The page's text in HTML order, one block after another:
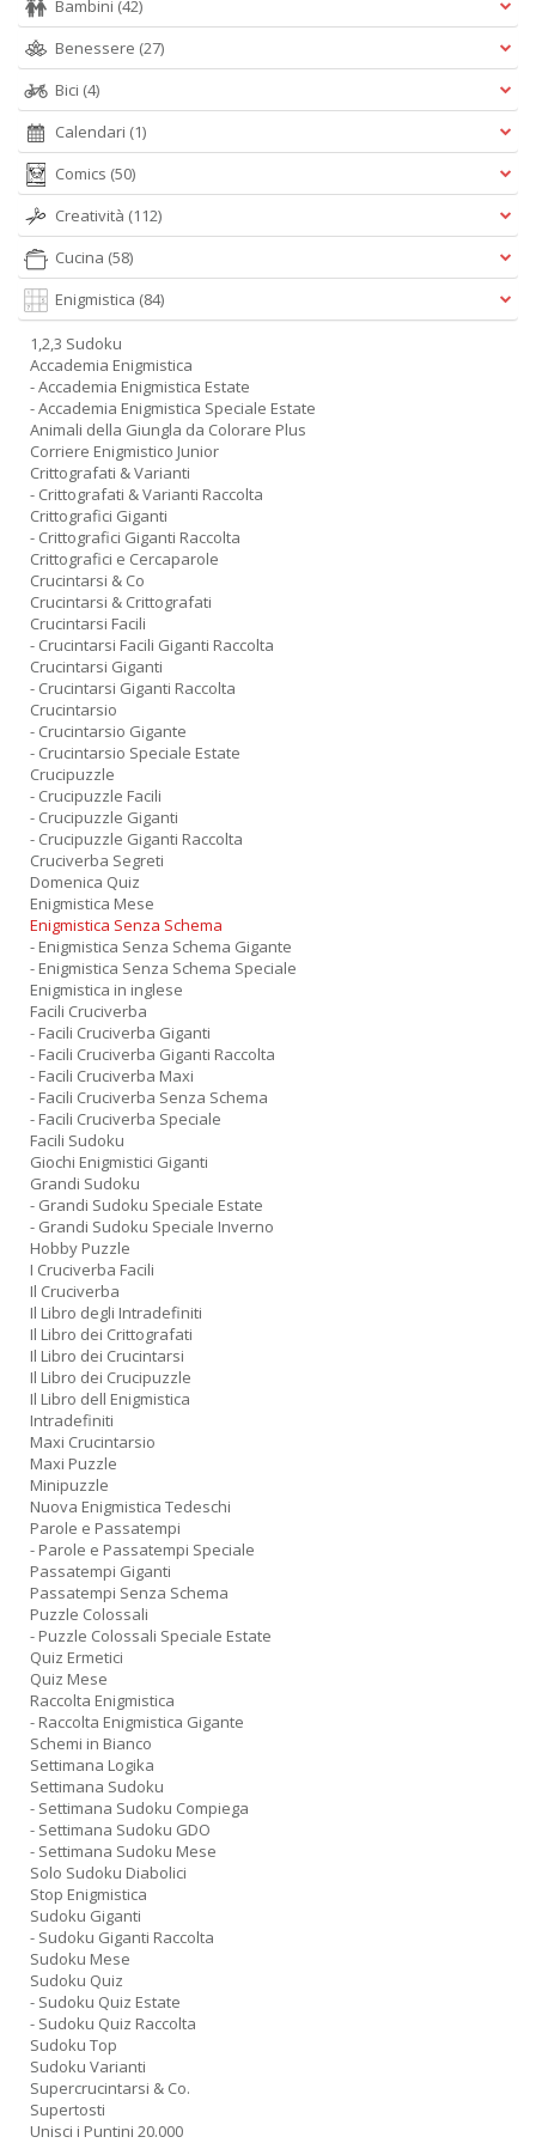
Bambini (42)
Benessere (27)
Bici (4)
Calendari (1)
Comics (50)
Creatività (112)
Cucina (58)
Enigmistica (84)
1,2,3 Sudoku
Accademia Enigmistica
- Accademia Enigmistica Estate
- Accademia Enigmistica Speciale Estate
Animali della Giungla da Colorare Plus
Corriere Enigmistico Junior
Crittografati & Varianti
- Crittografati & Varianti Raccolta
Crittografici Giganti
- Crittografici Giganti Raccolta
Crittografici e Cercaparole
Crucintarsi & Co
Crucintarsi & Crittografati
Crucintarsi Facili
- Crucintarsi Facili Giganti Raccolta
Crucintarsi Giganti
- Crucintarsi Giganti Raccolta
Crucintarsio
- Crucintarsio Gigante
- Crucintarsio Speciale Estate
Crucipuzzle
- Crucipuzzle Facili
- Crucipuzzle Giganti
- Crucipuzzle Giganti Raccolta
Cruciverba Segreti
Domenica Quiz
Enigmistica Mese
Enigmistica Senza Schema
- Enigmistica Senza Schema Gigante
- Enigmistica Senza Schema Speciale
Enigmistica in inglese
Facili Cruciverba
- Facili Cruciverba Giganti
- Facili Cruciverba Giganti Raccolta
- Facili Cruciverba Maxi
- Facili Cruciverba Senza Schema
- Facili Cruciverba Speciale
Facili Sudoku
Giochi Enigmistici Giganti
Grandi Sudoku
- Grandi Sudoku Speciale Estate
- Grandi Sudoku Speciale Inverno
Hobby Puzzle
I Cruciverba Facili
Il Cruciverba
Il Libro degli Intradefiniti
Il Libro dei Crittografati
Il Libro dei Crucintarsi
Il Libro dei Crucipuzzle
Il Libro dell Enigmistica
Intradefiniti
Maxi Crucintarsio
Maxi Puzzle
Minipuzzle
Nuova Enigmistica Tedeschi
Parole e Passatempi
- Parole e Passatempi Speciale
Passatempi Giganti
Passatempi Senza Schema
Puzzle Colossali
- Puzzle Colossali Speciale Estate
Quiz Ermetici
Quiz Mese
Raccolta Enigmistica
- Raccolta Enigmistica Gigante
Schemi in Bianco
Settimana Logika
Settimana Sudoku
- Settimana Sudoku Compiega
- Settimana Sudoku GDO
- Settimana Sudoku Mese
Solo Sudoku Diabolici
Stop Enigmistica
Sudoku Giganti
- Sudoku Giganti Raccolta
Sudoku Mese
Sudoku Quiz
- Sudoku Quiz Estate
- Sudoku Quiz Raccolta
Sudoku Top
Sudoku Varianti
Supercrucintarsi & Co.
Supertosti
Unisci i Puntini 20.000